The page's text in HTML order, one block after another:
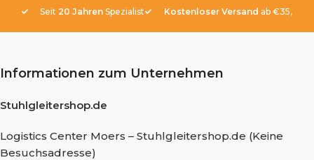
Seit 20 Jahren Spezialist Kostenloser Versand ab €35,-
Informationen zum Unternehmen
Stuhlgleitershop.de
Logistics Center Moers – Stuhlgleitershop.de (Keine
Besuchsadresse)